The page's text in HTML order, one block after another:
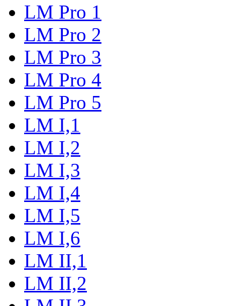
LM Pro 1
LM Pro 2
LM Pro 3
LM Pro 4
LM Pro 5
LM I,1
LM I,2
LM I,3
LM I,4
LM I,5
LM I,6
LM II,1
LM II,2